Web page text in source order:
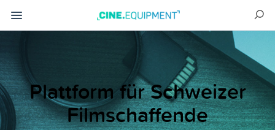
Plattform für Schweizer
Filmschaffende